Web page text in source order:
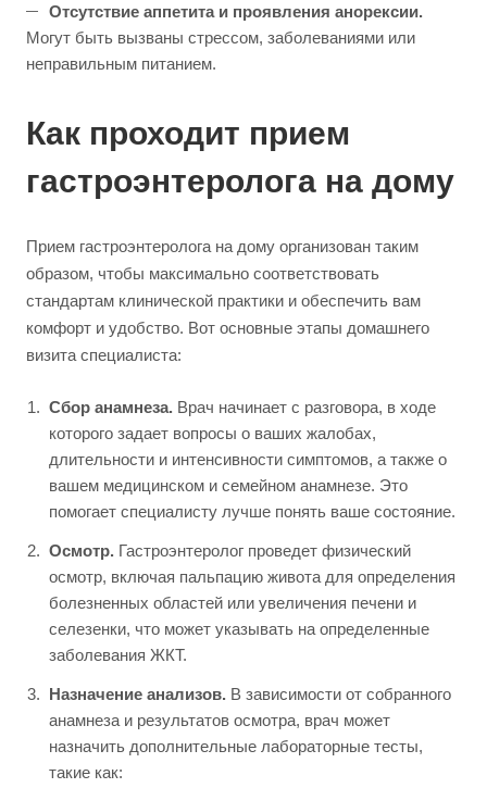
Отсутствие аппетита и проявления анорексии.
Могут быть вызваны стрессом, заболеваниями или
неправильным питанием.
Как проходит прием
гастроэнтеролога на дому
Прием гастроэнтеролога на дому организован таким
образом, чтобы максимально соответствовать
стандартам клинической практики и обеспечить вам
комфорт и удобство. Вот основные этапы домашнего
визита специалиста:
Сбор анамнеза. Врач начинает с разговора, в ходе
которого задает вопросы о ваших жалобах,
длительности и интенсивности симптомов, а также о
вашем медицинском и семейном анамнезе. Это
помогает специалисту лучше понять ваше состояние.
Осмотр. Гастроэнтеролог проведет физический
осмотр, включая пальпацию живота для определения
болезненных областей или увеличения печени и
селезенки, что может указывать на определенные
заболевания ЖКТ.
Назначение анализов. В зависимости от собранного
анамнеза и результатов осмотра, врач может
назначить дополнительные лабораторные тесты,
такие как: